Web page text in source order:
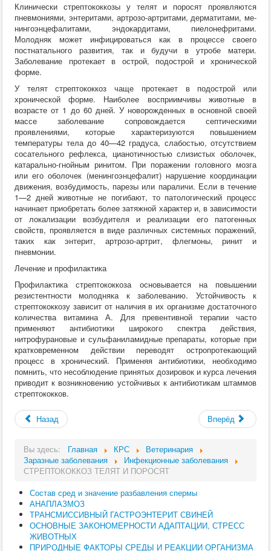
Клинически стрептококкозы у телят и поросят проявляются
пневмониями, энтеритами, артрозо-артритами, дерматитами, ме-
нингоэнцефалитами, эндокардитами, пиелонефритами.
Молодняк может инфицироваться как в процессе своего
постнатального развития, так и будучи в утробе матери.
Заболевание протекает в острой, подострой и хронической
форме.
У телят стрептококкоз чаще протекает в подострой или
хронической форме. Наиболее восприимчивы животные в
возрасте от 1 до 60 дней. У новорожденных в основной своей
массе заболевание сопровождается септическими
проявлениями, которые характеризуются повышением
температуры тела до 40—42 градуса, слабостью, отсутствием
сосательного рефлекса, цианотичностью слизистых оболочек,
катарально-гнойным ринитом. При поражении головного мозга
или его оболочек (менингоэнцефалит) нарушение координации
движения, возбудимость, парезы или параличи. Если в течение
1—2 дней животные не погибают, то патологический процесс
начинает приобретать более затяжной характер и, в зависимости
от локализации возбудителя и реализации его патогенных
свойств, проявляется в виде различных системных поражений,
таких как энтерит, артрозо-артрит, флегмоны, ринит и
пневмонии.
Лечение и профилактика
Профилактика стрептококкоза основывается на повышении
резистентности молодняка к заболеванию. Устойчивость к
стрептококкозу зависит от наличия в их организме достаточного
количества витамина А. Для превентивной терапии часто
применяют антибиотики широкого спектра действия,
нитрофурановые и сульфаниламидные препараты, которые при
кратковременном действии переводят остропротекающий
процесс в хронический. Применяя антибиотики, необходимо
помнить, что несоблюдение принятых дозировок и курса лечения
приводит к возникновению устойчивых к антибиотикам штаммов
стрептококков.
Назад Вперёд
Вы здесь: Главная КРС
Ветеринария
Заразные заболевания
Инфекционные заболевания
СТРЕПТОКОККОЗ ТЕЛЯТ И ПОРОСЯТ
Состав сред и значение разбавления спермы
АНАПЛАЗМОЗ
ТРАНСМИССИВНЫЙ ГАСТРОЭНТЕРИТ СВИНЕЙ
ОСНОВНЫЕ ЗАКОНОМЕРНОСТИ АДАПТАЦИИ, СТРЕСС
ЖИВОТНЫХ
ПРИРОДНЫЕ ФАКТОРЫ СРЕДЫ И РЕАКЦИИ ОРГАНИЗМА